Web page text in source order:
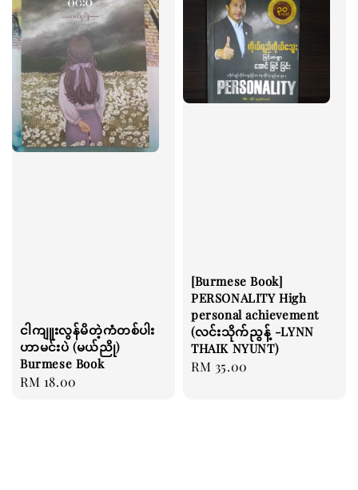
ငါကျူးလွန်မိတဲ့ကံတစ်ပါး
ဟာမင်းပဲ (မယ်ညို)
Burmese Book
Regular
RM 18.00
[Burmese Book]
PERSONALITY High
personal achievement
(လင်းသိုက်ညွန့် -LYNN
THAIK NYUNT)
Regular
RM 35.00